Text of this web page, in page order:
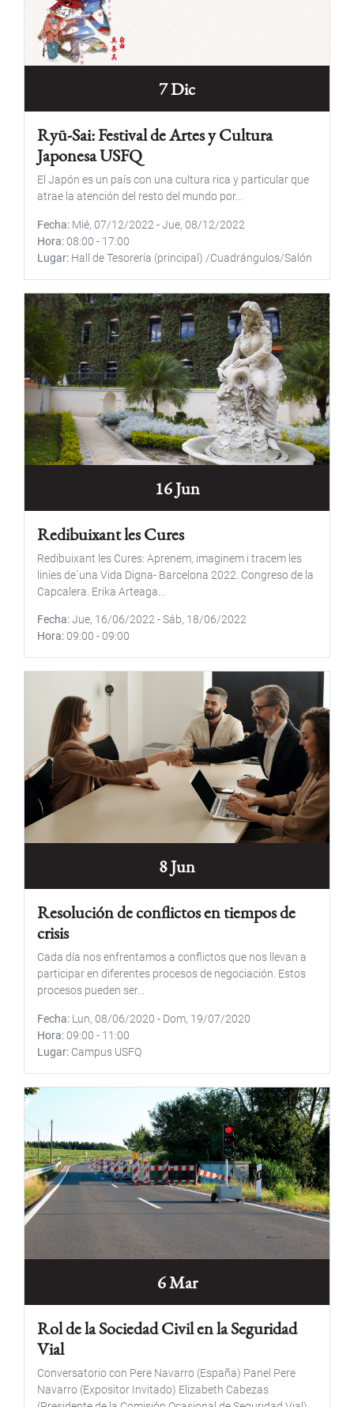
7 Dic
Ryū-Sai: Festival de Artes y Cultura
Japonesa USFQ
El Japón es un país con una cultura rica y particular que
atrae la atención del resto del mundo por...
Fecha Mié, 07/12/2022-Jue, 08/12/2022
Hora 08:00 - 17:00
Lugar Hall de Tesorería (principal) /Cuadrángulos/Salón
16 Jun
Redibuixant les Cures
Redibuixant les Cures: Aprenem, imaginem i tracem les
linies de´una Vida Digna- Barcelona 2022. Congreso de la
Capcalera. Erika Arteaga...
Fecha Jue, 16/06/2022-Sáb, 18/06/2022
Hora 09:00 -09:00
8 Jun
Resolución de conflictos en tiempos de
crisis
Cada día nos enfrentamos a conflictos que nos llevan a
participar en diferentes procesos de negociación. Estos
procesos pueden ser...
Fecha Lun, 08/06/2020 - Dom, 19/07/2020
Hora 09:00 - 11:00
Lugar Campus USFQ
6 Mar
Rol de la Sociedad Civil en la Seguridad
Vial
Conversatorio con Pere Navarro (España) Panel Pere
Navarro (Expositor Invitado) Elizabeth Cabezas